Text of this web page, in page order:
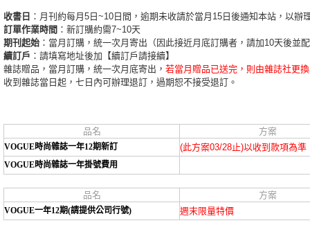
收書日 ：月刊約每月5日~10日間，逾期未收請於當月15日後通知本站，以辦
訂單作業時間 ：新訂購約需7~10天
期刊起始 ：當月訂購，統一次月寄出（因此接近月底訂購者，請加10天後並
續訂戶 ：請填寫地址後加【續訂戶請接續】
雜誌贈品，當月訂購，統一次月底寄出， 若當月贈品已送完，則由雜誌社更
收到雜誌當日起，七日內可辦理退訂，過期恕不接受退訂。
品名 方案
VOGUE時尚雜誌一年12期新訂 (此方案03/28止)以收到款項為準
VOGUE時尚雜誌一年掛號費用
品名 方案
VOGUE一年12期(請提供公司行號) 週末限量特價